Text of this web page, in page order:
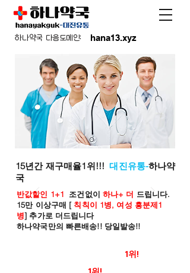
hana13.xyz
하나약국 다음도메인:
15년간 재구매율1위!!!대진유통-하나약
국
반값할인 1+1 조건없이 하나+ 더 드립니다.
15만 이상구매 [ 칙칙이 1병, 여성 흥분제1
병] 추가로 더드립니다
하나약국만의 빠른배송!! 당일발송!!
1위!